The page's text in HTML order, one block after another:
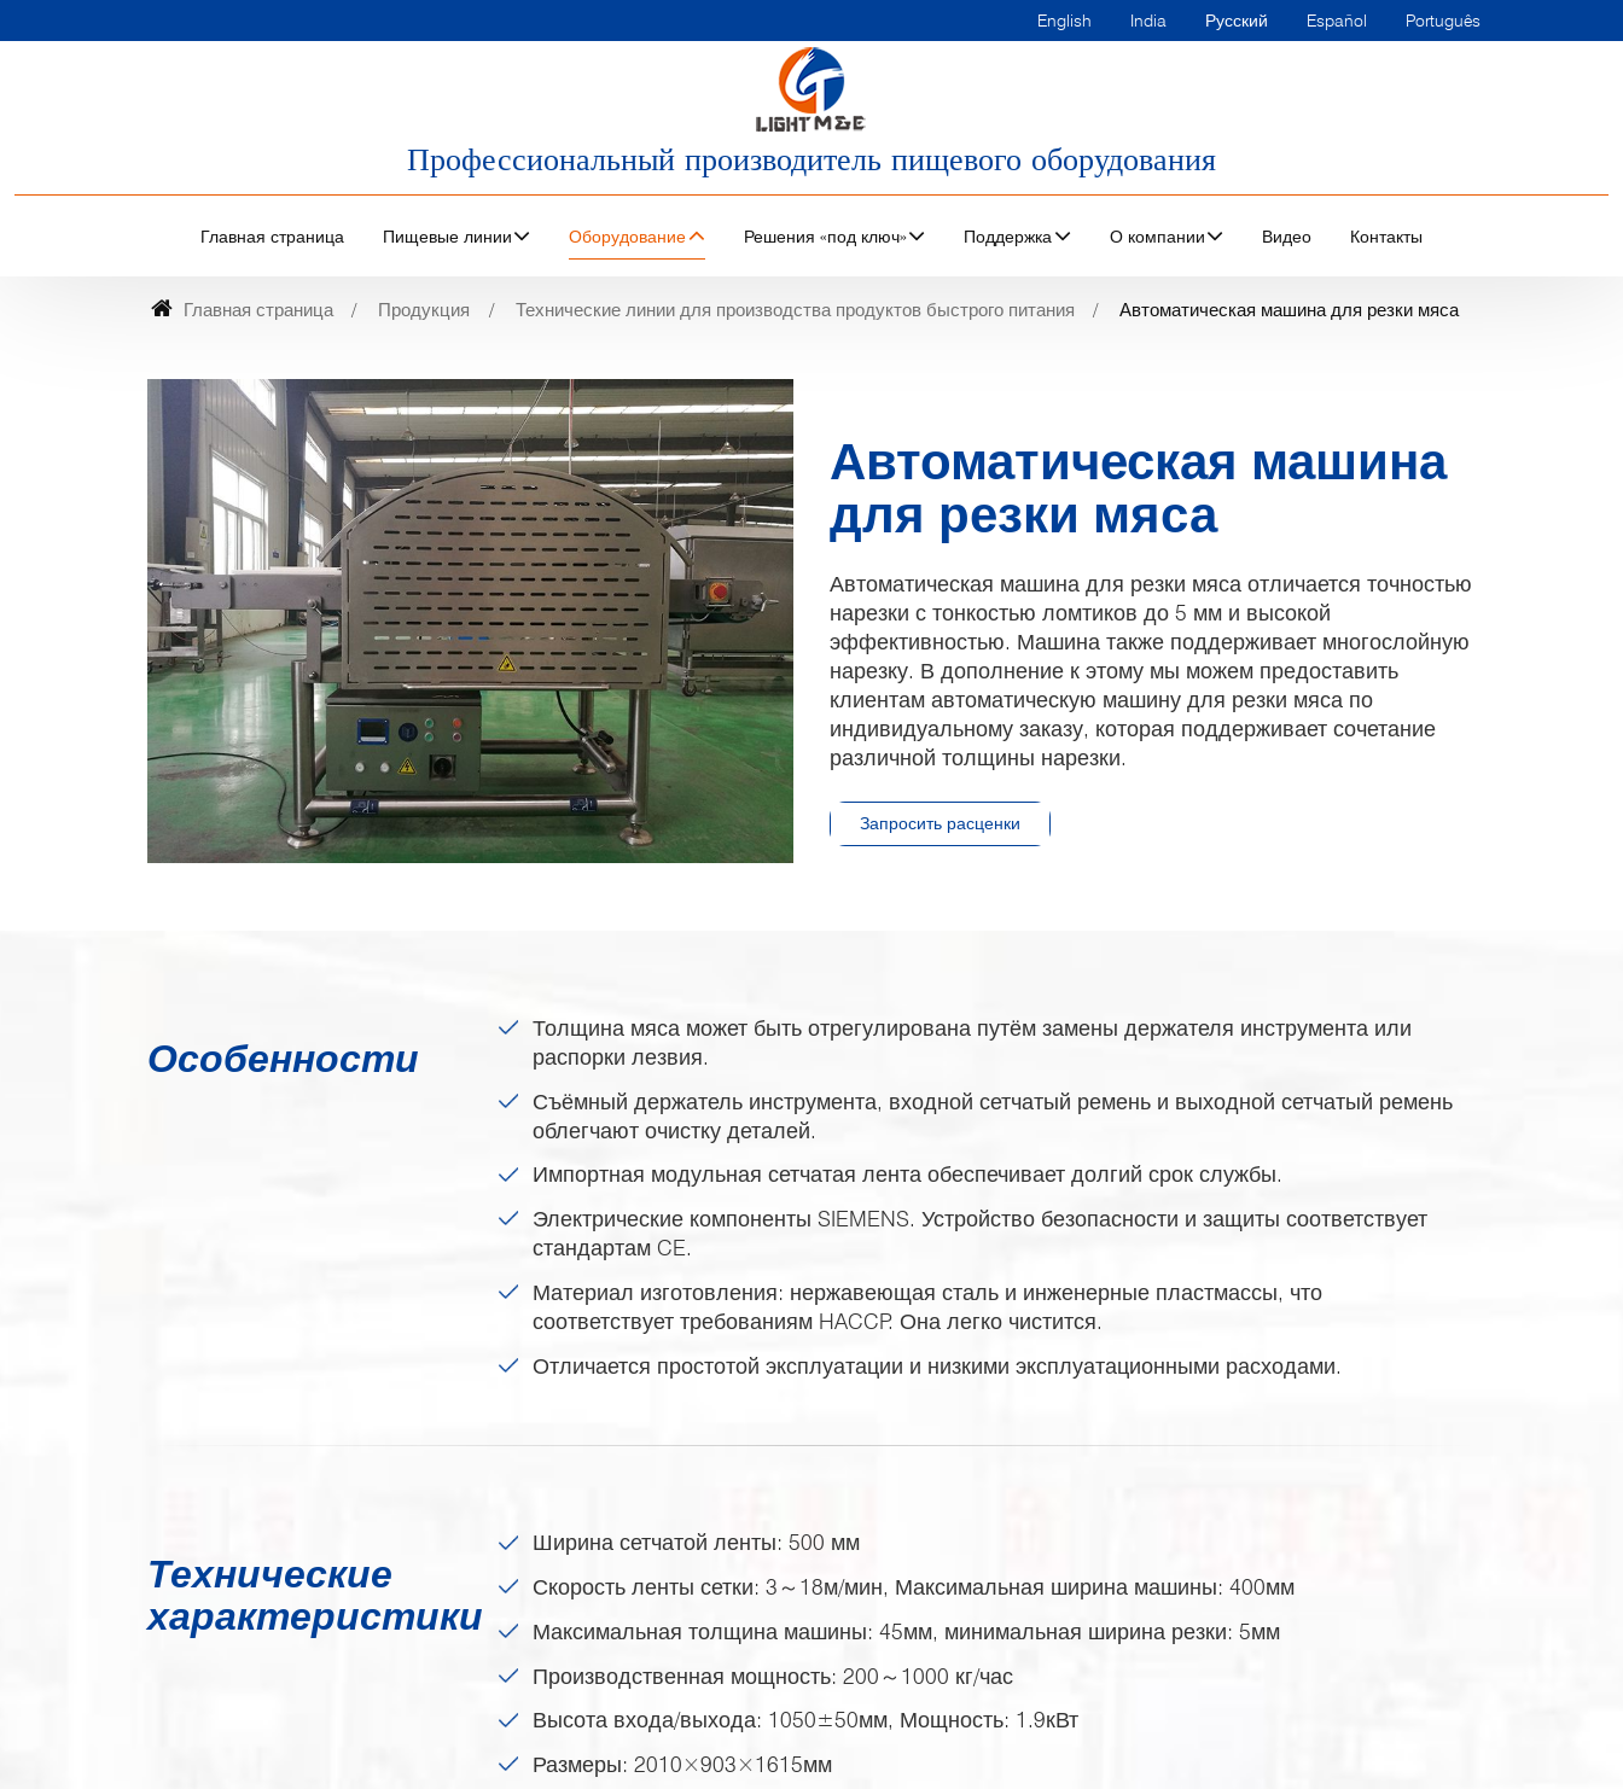
English India Русский Español Português
Профессиональный производитель пищевого оборудования
Главная страница Пищевые линии Оборудование Решения «под ключ» Поддержка О компании Видео Контакты
Главная страница Продукция Технические линии для производства продуктов быстрого питания Автоматическая машина для резки мяса
Автоматическая машина
для резки мяса
Автоматическая машина для резки мяса отличается точностью
нарезки с тонкостью ломтиков до 5 мм и высокой
эффективностью. Машина также поддерживает многослойную
нарезку. В дополнение к этому мы можем предоставить
клиентам автоматическую машину для резки мяса по
индивидуальному заказу, которая поддерживает сочетание
различной толщины нарезки.
Запросить расценки
Особенности
Толщина мяса может быть отрегулирована путём замены держателя инструмента или
распорки лезвия.
Съёмный держатель инструмента, входной сетчатый ремень и выходной сетчатый ремень
облегчают очистку деталей.
Импортная модульная сетчатая лента обеспечивает долгий срок службы.
Электрические компоненты SIEMENS. Устройство безопасности и защиты соответствует
стандартам CE.
Материал изготовления: нержавеющая сталь и инженерные пластмассы, что
соответствует требованиям HACCP. Она легко чистится.
Отличается простотой эксплуатации и низкими эксплуатационными расходами.
Технические
характеристики
Ширина сетчатой ленты: 500 мм
Скорость ленты сетки: 3～18м/мин, Максимальная ширина машины: 400мм
Максимальная толщина машины: 45мм, минимальная ширина резки: 5мм
Производственная мощность: 200～1000 кг/час
Высота входа/выхода: 1050±50мм, Мощность: 1.9кВт
Размеры: 2010×903×1615мм